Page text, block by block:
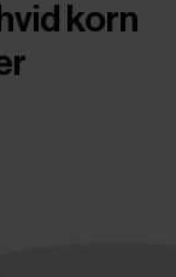
korn